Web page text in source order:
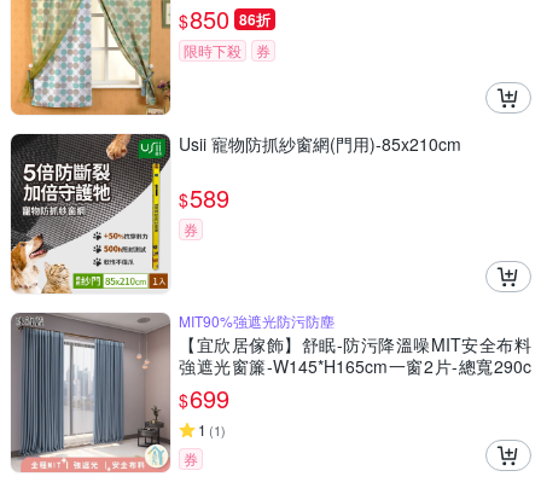
$850 86折
限時下殺 券
Usii 寵物防抓紗窗網(門用)-85x210cm
$589
券
MIT90%強遮光防污防塵
【宜欣居傢飾】舒眠-防污降溫噪MIT安全布料
強遮光窗簾-W145*H165cm一窗2片-總寬290c
m(窗簾/拉簾/門簾/隔間/除舊佈新)
$699
1 (1)
券